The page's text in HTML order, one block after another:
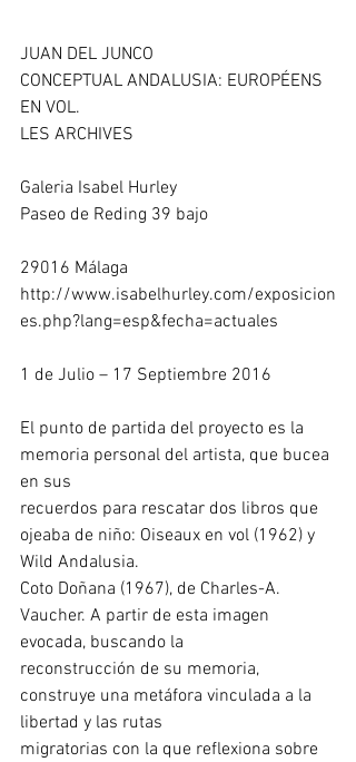
JUAN DEL JUNCO
CONCEPTUAL ANDALUSIA: EUROPÉENS
EN VOL.
LES ARCHIVES
Galeria Isabel Hurley
Paseo de Reding 39 bajo
29016 Málaga
http://www.isabelhurley.com/exposicion
es.php?lang=esp&fecha=actuales
1 de Julio – 17 Septiembre 2016
El punto de partida del proyecto es la
memoria personal del artista, que bucea
en sus
recuerdos para rescatar dos libros que
ojeaba de niño: Oiseaux en vol (1962) y
Wild Andalusia.
Coto Doñana (1967), de Charles-A.
Vaucher. A partir de esta imagen
evocada, buscando la
reconstrucción de su memoria,
construye una metáfora vinculada a la
libertad y las rutas
migratorias con la que reflexiona sobre